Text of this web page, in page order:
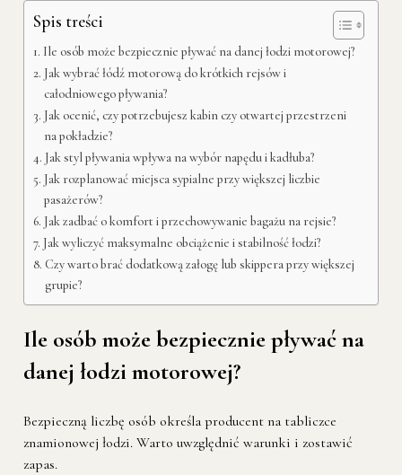
Spis treści
Ile osób może bezpiecznie pływać na danej łodzi motorowej?
Jak wybrać łódź motorową do krótkich rejsów i
całodniowego pływania?
Jak ocenić, czy potrzebujesz kabin czy otwartej przestrzeni
na pokładzie?
Jak styl pływania wpływa na wybór napędu i kadłuba?
Jak rozplanować miejsca sypialne przy większej liczbie
pasażerów?
Jak zadbać o komfort i przechowywanie bagażu na rejsie?
Jak wyliczyć maksymalne obciążenie i stabilność łodzi?
Czy warto brać dodatkową załogę lub skippera przy większej
grupie?
Ile osób może bezpiecznie pływać na
danej łodzi motorowej?
Bezpieczną liczbę osób określa producent na tabliczce
znamionowej łodzi. Warto uwzględnić warunki i zostawić
zapas.